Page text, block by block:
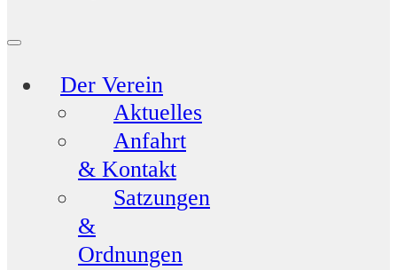
Der Verein
Aktuelles
Anfahrt
& Kontakt
Satzungen
&
Ordnungen